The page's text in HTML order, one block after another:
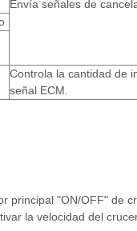
Envía señales de
Controla la cantidad de
señal ECM.
principal "ON/OFF" de
la velocidad del